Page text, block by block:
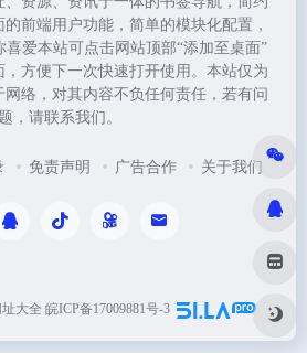
前端用户功能，简单的模块化配置，
爱本站可点击网站顶部“添加至桌面”
方便下一次快速打开使用。本站仅为
网络，对其内容不负任何责任，若有问
题，请联系我们。
免责声明 广告合作 关于我们
大全 皖ICP备17009881号-3